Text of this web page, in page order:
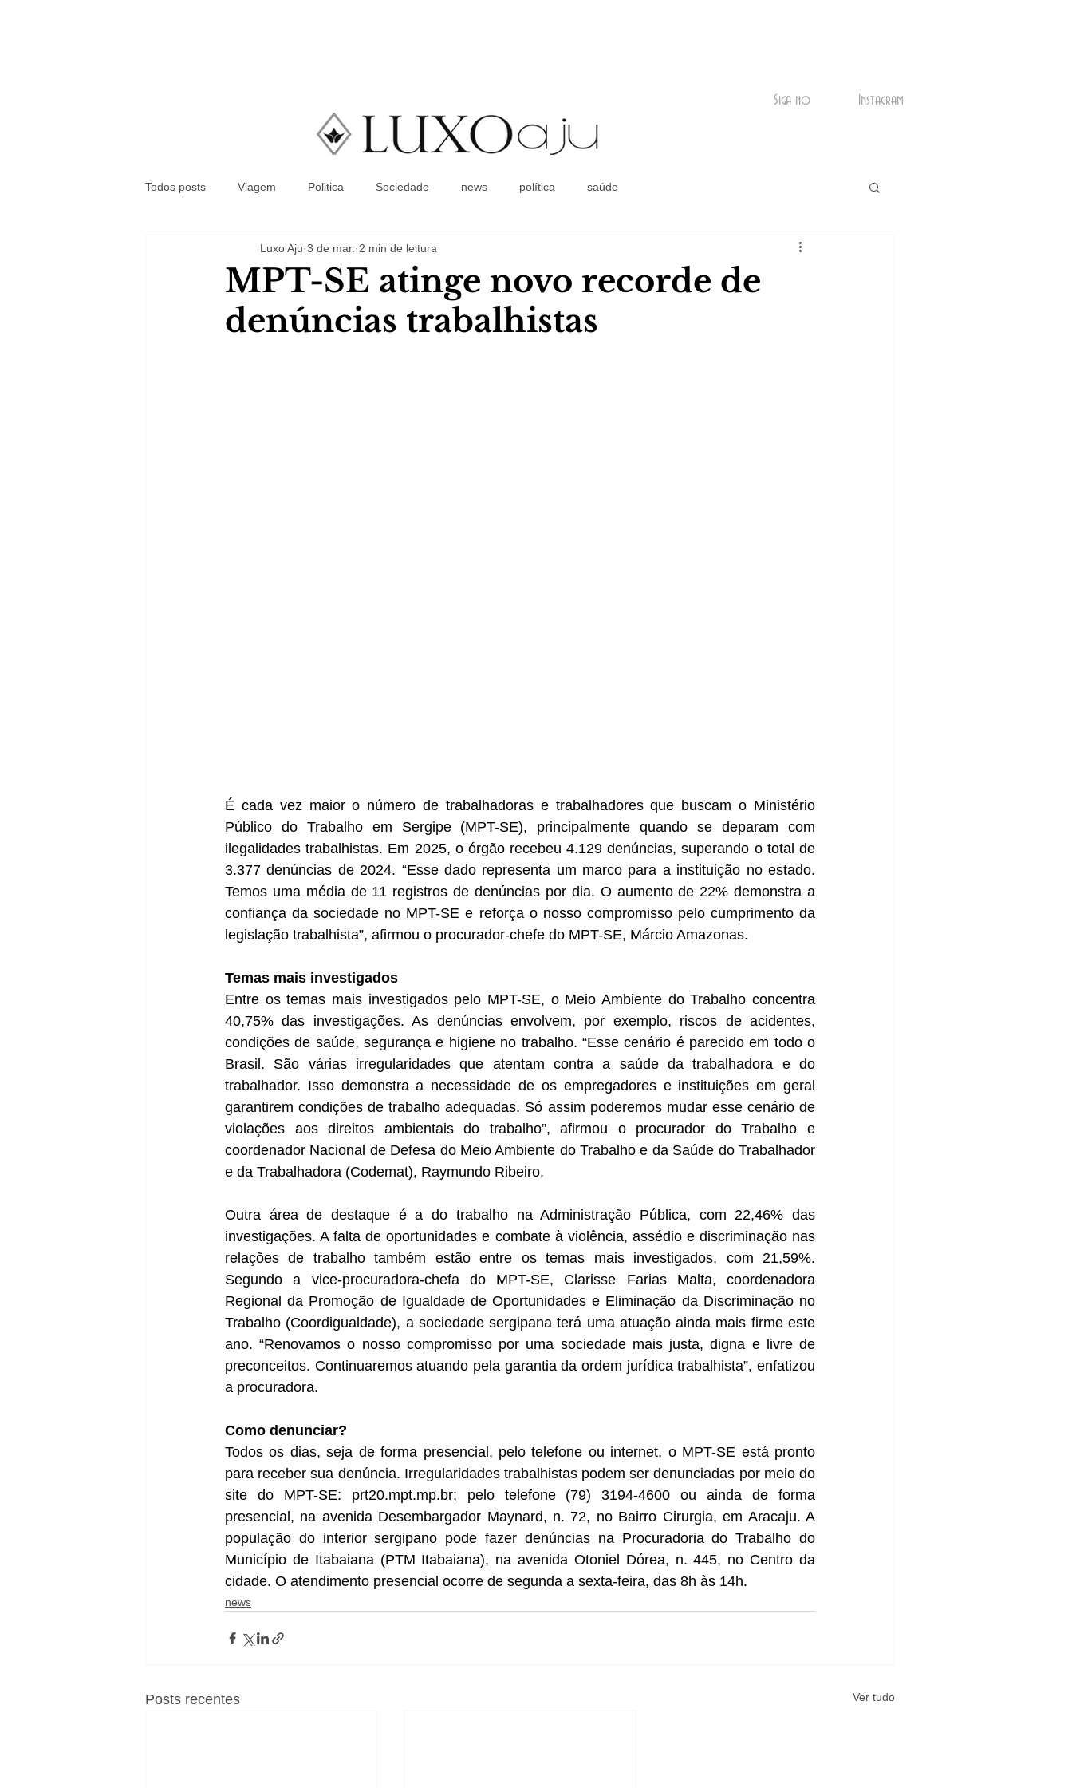
Coluna Social
Siga no Instagram
Todos posts Viagem Politica Sociedade news política saúde
MPT-SE atinge novo recorde de
denúncias trabalhistas
Luxo Aju 3 de mar. 2 min de leitura
É cada vez maior o número de trabalhadoras e trabalhadores que buscam o Ministério
Público do Trabalho em Sergipe (MPT-SE), principalmente quando se deparam com
ilegalidades trabalhistas. Em 2025, o órgão recebeu 4.129 denúncias, superando o total de
3.377 denúncias de 2024. “Esse dado representa um marco para a instituição no estado.
Temos uma média de 11 registros de denúncias por dia. O aumento de 22% demonstra a
confiança da sociedade no MPT-SE e reforça o nosso compromisso pelo cumprimento da
legislação trabalhista”, afirmou o procurador-chefe do MPT-SE, Márcio Amazonas.
Temas mais investigados
Entre os temas mais investigados pelo MPT-SE, o Meio Ambiente do Trabalho concentra
40,75% das investigações. As denúncias envolvem, por exemplo, riscos de acidentes,
condições de saúde, segurança e higiene no trabalho. “Esse cenário é parecido em todo o
Brasil. São várias irregularidades que atentam contra a saúde da trabalhadora e do
trabalhador. Isso demonstra a necessidade de os empregadores e instituições em geral
garantirem condições de trabalho adequadas. Só assim poderemos mudar esse cenário de
violações aos direitos ambientais do trabalho”, afirmou o procurador do Trabalho e
coordenador Nacional de Defesa do Meio Ambiente do Trabalho e da Saúde do Trabalhador
e da Trabalhadora (Codemat), Raymundo Ribeiro.
Outra área de destaque é a do trabalho na Administração Pública, com 22,46% das
investigações. A falta de oportunidades e combate à violência, assédio e discriminação nas
relações de trabalho também estão entre os temas mais investigados, com 21,59%.
Segundo a vice-procuradora-chefa do MPT-SE, Clarisse Farias Malta, coordenadora
Regional da Promoção de Igualdade de Oportunidades e Eliminação da Discriminação no
Trabalho (Coordigualdade), a sociedade sergipana terá uma atuação ainda mais firme este
ano. “Renovamos o nosso compromisso por uma sociedade mais justa, digna e livre de
preconceitos. Continuaremos atuando pela garantia da ordem jurídica trabalhista”, enfatizou
a procuradora.
Como denunciar?
Todos os dias, seja de forma presencial, pelo telefone ou internet, o MPT-SE está pronto
para receber sua denúncia. Irregularidades trabalhistas podem ser denunciadas por meio do
site do MPT-SE: prt20.mpt.mp.br; pelo telefone (79) 3194-4600 ou ainda de forma
presencial, na avenida Desembargador Maynard, n. 72, no Bairro Cirurgia, em Aracaju. A
população do interior sergipano pode fazer denúncias na Procuradoria do Trabalho do
Município de Itabaiana (PTM Itabaiana), na avenida Otoniel Dórea, n. 445, no Centro da
cidade. O atendimento presencial ocorre de segunda a sexta-feira, das 8h às 14h.
news
Posts recentes Ver tudo